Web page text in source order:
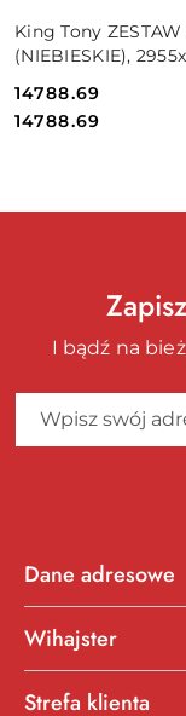
King Tony
(NIEBIESKIE),
Cena:
14788.69
Cena:
14788.69
I bądź na
Dane adresowe
Wihajster
Strefa klienta